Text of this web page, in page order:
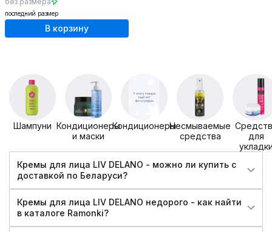
последний размер
В корзину
Шампуни Кондиционеры
и маски
КондиционерыНесмываемые
средства
для
Кремы для лица LIV DELANO - можно ли купить c
доставкой по Беларуси?
Кремы для лица LIV DELANO недорого - как найти
в каталоге Ramonki?